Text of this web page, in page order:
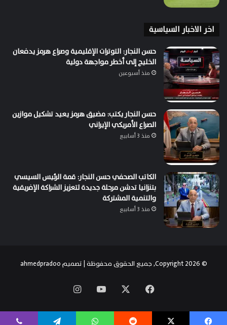
اخر الاخبار السياسية
حسن النجار: التوترات الإقليمية وصراع هرمز يدفعان
الخليج إلى أخطر مواجهة دولية
منذ أسبوعين
حسن النجار يكتب: مضيق هرمز يعيد تشكيل موازين
الصراع الأمريكي الإيراني
منذ 3 أسابيع
الكاتب الصحفي حسن النجار: قمة الرئيس السيسي
بتنزانيا تدشن مرحلة جديدة لتعزيز الشراكة الإفريقية
والتنمية المشتركة
منذ 3 أسابيع
© Copyright 2026, جميع الحقوق محفوظة | تصميم ahmedpradoo
فيسبوك ‫YouTube